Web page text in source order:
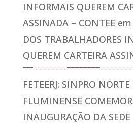
INFORMAIS QUEREM
ASSINADA – CONTEE em
DOS TRABALHADORES
QUEREM CARTEIRA
FETEERJ: SINPRO
FLUMINENSE
INAUGURAÇÃO DA